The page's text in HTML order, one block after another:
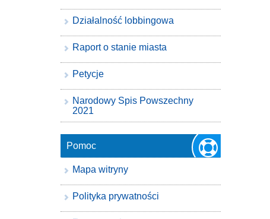
Działalność lobbingowa
Raport o stanie miasta
Petycje
Narodowy Spis Powszechny
2021
Pomoc
Mapa witryny
Polityka prywatności